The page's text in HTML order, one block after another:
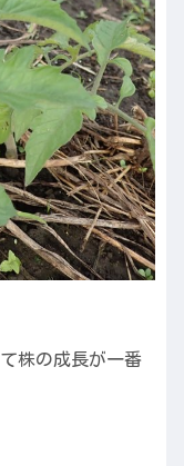
株の成長が一番